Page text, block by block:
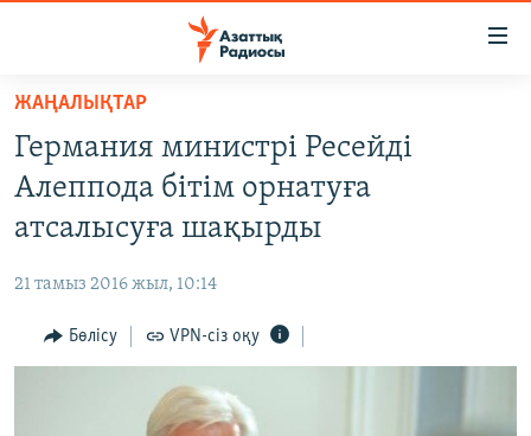
Skip
main
content
to
main
to
САЯСАТ
АДАМ ҚҰҚЫҚТАРЫ
ӘЛЕУМЕТ
АРНАЙЫ ЖОБАЛАР
ЖАҢАЛЫҚТАР
Германия министрі Ресейді
Алеппода бітім орнатуға
атсалысуға шақырды
21 тамыз 2016 жыл, 10:14
Бөлісу VPN-сіз оқу